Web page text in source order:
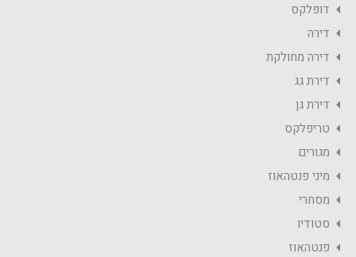
דופלקס
דירה
דירה מחולקת
דירת גג
דירת גן
טריפלקס
מגורים
מיני פנטהאוז
מסחרי
סטודיו
פנטהאוז